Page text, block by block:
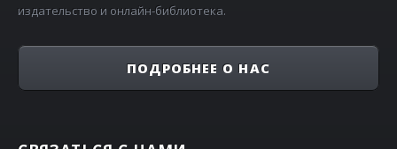
издательство и онлайн-библиотека.
ПОДРОБНЕЕ О НАС